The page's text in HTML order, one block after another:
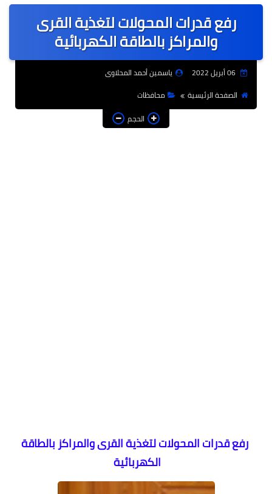
عالمى
الرياضة
حوادث وقضايا
التعليم
رفع قدرات المحولات لتغذية القرى
والمراكز بالطاقة الكهربائية
06 أبريل 2022
ياسمين أحمد المحلاوى
الصفحة الرئيسية
محافظات
الحجم
رفع قدرات المحولات لتغذية القرى والمراكز بالطاقة
الكهربائية